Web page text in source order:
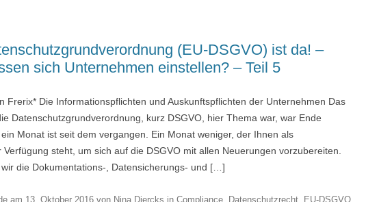
(EU-DSGVO) ist da! –
sich Unternehmen einstellen? – Teil 5
Frerix* Die Informationspflichten und Auskunftspflichten der Unternehmen Das
Datenschutzgrundverordnung, kurz DSGVO, hier Thema war, war Ende
Monat ist seit dem vergangen. Ein Monat weniger, der Ihnen als
steht, um sich auf die DSGVO mit allen Neuerungen vorzubereiten.
die Dokumentations-, Datensicherungs- und […]
am 13. Oktober 2016 von Nina Diercks in Compliance Datenschutzrecht EU-DSGVO